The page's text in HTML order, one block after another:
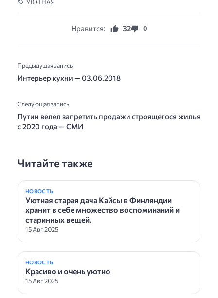
УЮТНАЯ
Нравится: 32 0
Предыдущая запись
Интерьер кухни — 03.06.2018
Следующая запись
Путин велел запретить продажи строящегося жилья
с 2020 года — СМИ
Читайте также
НОВОСТЬ
Уютная старая дача Кайсы в Финляндии
хранит в себе множество воспоминаний и
старинных вещей.
15 Авг 2025
НОВОСТЬ
Красиво и очень уютно
15 Авг 2025